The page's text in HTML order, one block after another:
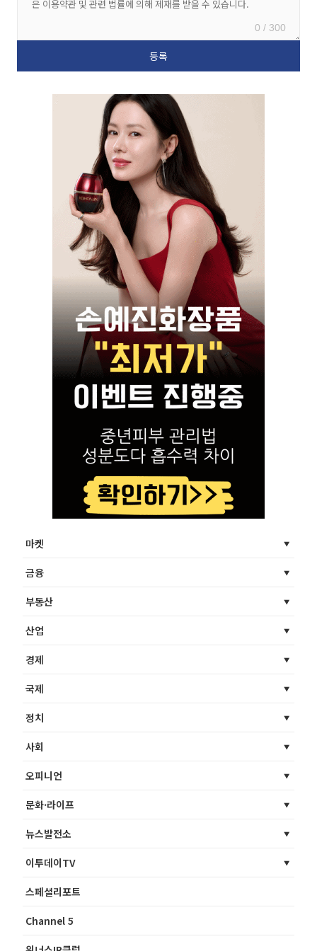
0 / 300
마켓
금융
부동산
산업
경제
국제
정치
사회
오피니언
문화·라이프
뉴스발전소
이투데이TV
스페셜리포트
Channel 5